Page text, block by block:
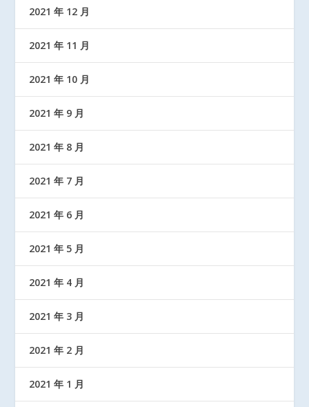
2021 年 12 月
2021 年 11 月
2021 年 10 月
2021 年 9 月
2021 年 8 月
2021 年 7 月
2021 年 6 月
2021 年 5 月
2021 年 4 月
2021 年 3 月
2021 年 2 月
2021 年 1 月